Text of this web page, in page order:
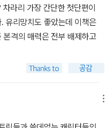
다. 방범 전문가, 방범 탐정이
이다. 일반적으로 에노모토는
다. ‘안락의자 탐정’이란 할머
를 풀어나가는 걸 의미한다.
로 뭐든지 꿰뚫어 보는 인물이
니없는 추리’가 등장하곤 한
녀를 ‘터무니변호사’로 지칭
해 범행수단이 압축되거나 사
라리 가장 간단한 첫단편이
유리망치도 좋았는데 이책은
격의 매력은 전부 배제하고